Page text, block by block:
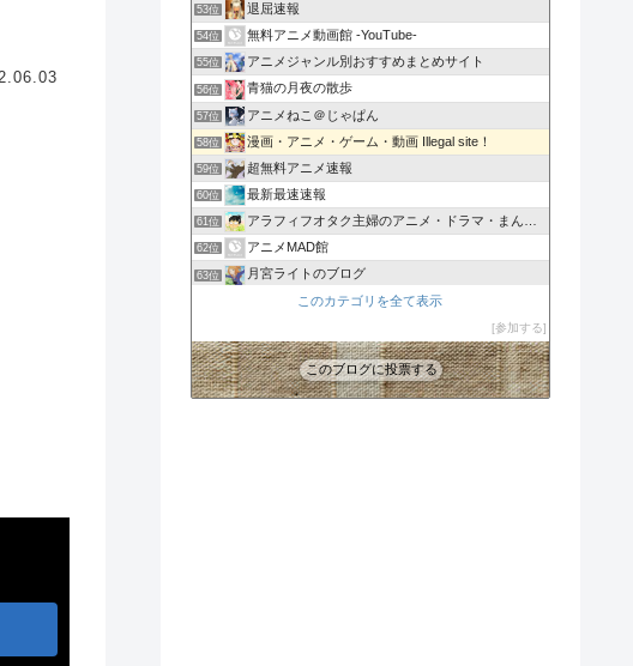
53位 退屈速報
54位 無料アニメ動画館 -YouTube-
55位 アニメジャンル別おすすめまとめサイト
56位 青猫の月夜の散歩
57位 アニメねこ＠じゃぱん
58位 漫画・アニメ・ゲーム・動画 Illegal site！
59位 超無料アニメ速報
60位 最新最速速報
61位 アラフィフオタク主婦のアニメ・ドラマ・まんが情報
62位 アニメMAD館
63位 月宮ライトのブログ
batuの宇宙戦艦ヤマトを考える部屋
アニメのまとめサイトだよ！？（あにまと）
このカテゴリを全て表示
参加する
このブログに投票する